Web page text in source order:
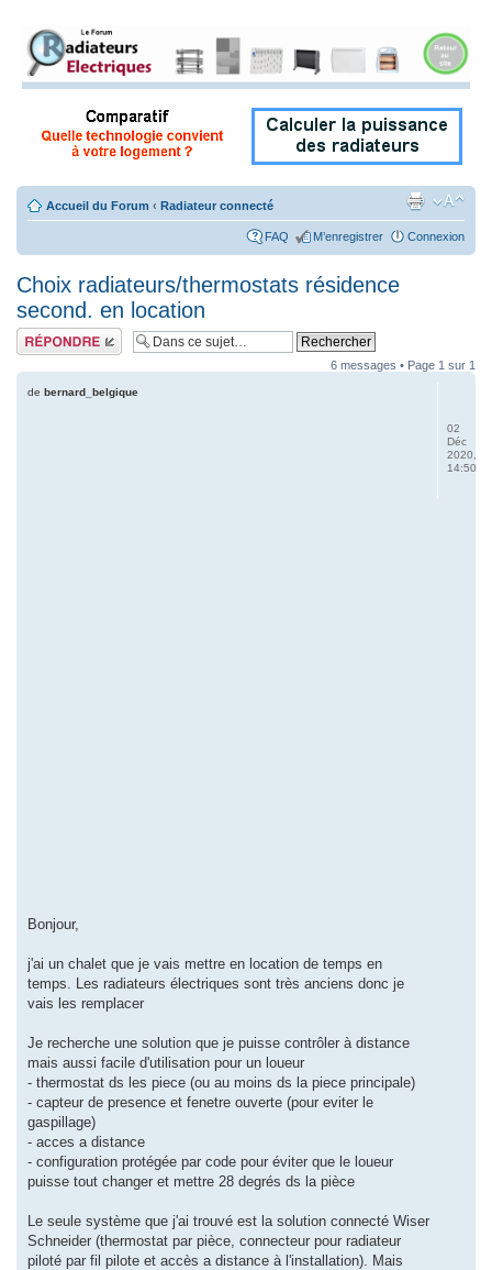
Accueil du Forum ‹ Radiateur connecté
FAQ M’enregistrer Connexion
Choix radiateurs/thermostats résidence
second. en location
Répondre
6 messages • Page 1 sur 1
de bernard_belgique
Bonjour,
j'ai un chalet que je vais mettre en location de temps en
temps. Les radiateurs électriques sont très anciens donc je
vais les remplacer
Je recherche une solution que je puisse contrôler à distance
mais aussi facile d'utilisation pour un loueur
- thermostat ds les piece (ou au moins ds la piece principale)
- capteur de presence et fenetre ouverte (pour eviter le
gaspillage)
- acces a distance
- configuration protégée par code pour éviter que le loueur
puisse tout changer et mettre 28 degrés ds la pièce
Le seule système que j'ai trouvé est la solution connecté Wiser
Schneider (thermostat par pièce, connecteur pour radiateur
piloté par fil pilote et accès a distance à l'installation). Mais
02
Déc
2020,
14:50